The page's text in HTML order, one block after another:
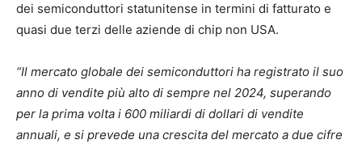
dei semiconduttori statunitense in termini di fatturato e
quasi due terzi delle aziende di chip non USA.
“Il mercato globale dei semiconduttori ha registrato il suo
anno di vendite più alto di sempre nel 2024, superando
per la prima volta i 600 miliardi di dollari di vendite
annuali, e si prevede una crescita del mercato a due cifre